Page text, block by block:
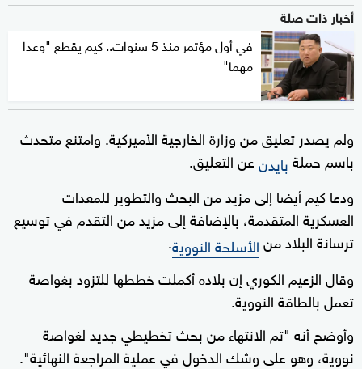
أخبار ذات صلة
في أول مؤتمر منذ 5 سنوات.. كيم يقطع "وعدا
مهما"
ولم يصدر تعليق من وزارة الخارجية الأميركية. وامتنع متحدث
باسم حملةبايدنعن التعليق.
ودعا كيم أيضا إلى مزيد من البحث والتطوير للمعدات
العسكرية المتقدمة، بالإضافة إلى مزيد من التقدم في توسيع
ترسانة البلاد منالأسلحة النووية.
وقال الزعيم الكوري إن بلاده أكملت خططها للتزود بغواصة
تعمل بالطاقة النووية.
وأوضح أنه "تم الانتهاء من بحث تخطيطي جديد لغواصة
نووية، وهو على وشك الدخول في عملية المراجعة النهائية".